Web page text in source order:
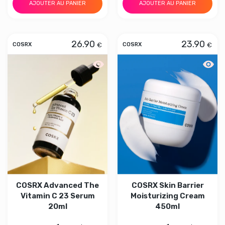
AJOUTER AU PANIER AJOUTER AU PANIER
COSRX 26.90 €
Aperçu rapide COSRX Advanced The
COSRX Advanced The
Vitamin C 23 Serum
20ml
COSRX 23.90 €
COSRX Skin Barrier
Moisturizing Cream
450ml